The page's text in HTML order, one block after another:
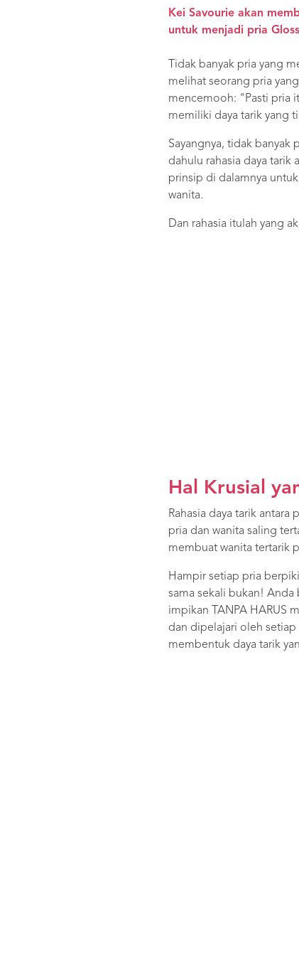
Kei Savourie akan
untuk menjadi pria
Tidak banyak pria yang
melihat seorang pria
mencemooh: "Pasti pria
memiliki daya tarik yang
Sayangnya, tidak banyak
dahulu rahasia daya tarik
prinsip di dalamnya
wanita.
Dan rahasia itulah yang
Hal Krusial
Rahasia daya tarik
pria dan wanita saling
membuat wanita tertarik
Hampir setiap pria
sama sekali bukan! Anda
impikan TANPA HARUS
dan dipelajari oleh
membentuk daya tarik